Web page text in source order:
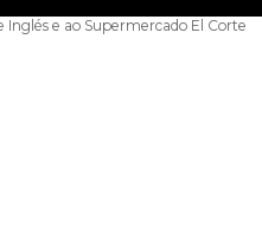
Inglés e ao Supermercado El Corte